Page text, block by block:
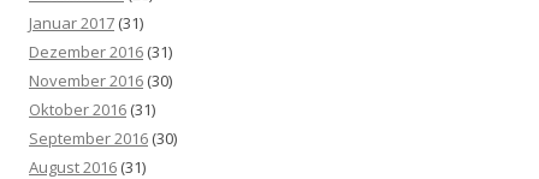
Januar 2017 (31)
Dezember 2016 (31)
November 2016 (30)
Oktober 2016 (31)
September 2016 (30)
August 2016 (31)